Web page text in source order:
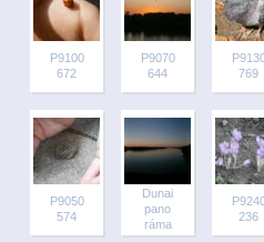
P9100
672
P9070
644
769
P9050
574
Dunai
pano
ráma
236